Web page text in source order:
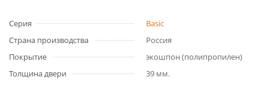
Серия
Basic
Страна производства
Россия
Покрытие
экошпон (полипропилен)
Толщина двери
39 мм.